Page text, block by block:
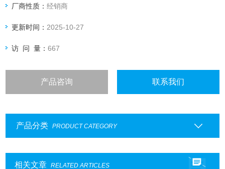
单次注射麻醉作用时间短、不能满足长时间手
厂商性质：经销商
更新时间： 2025-10-27
访 问 量：667
产品咨询 联系我们
产品分类 PRODUCT CATEGORY
相关文章 RELATED ARTICLES